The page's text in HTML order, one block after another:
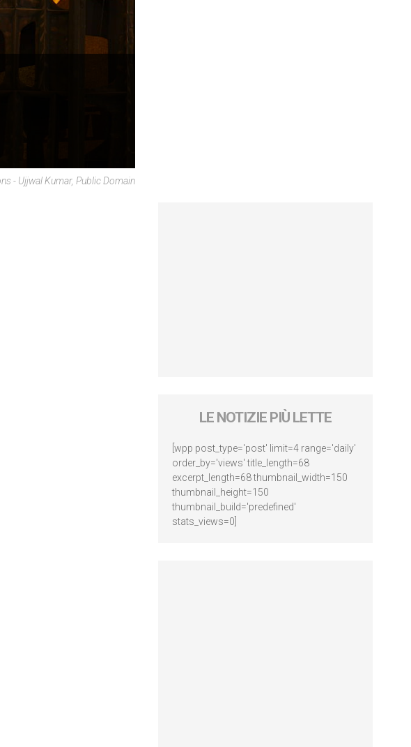
- Ujjwal Kumar, Public Domain
LE NOTIZIE PIÙ LETTE
[wpp post_type='post' limit=4 range='daily'
order_by='views' title_length=68
excerpt_length=68 thumbnail_width=150
thumbnail_height=150
thumbnail_build='predefined'
stats_views=0]